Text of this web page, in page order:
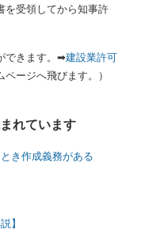
を受領してから知事許
できます。➡建設業許可
ページへ飛びます。）
れています
き作成義務がある
】